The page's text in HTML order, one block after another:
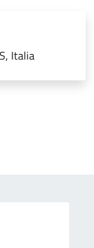
Italia